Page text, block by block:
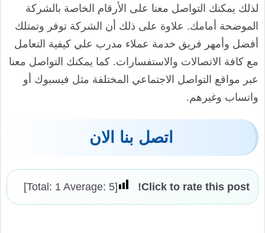
لذلك يمكنك التواصل معنا على الأرقام الخاصة بالشركة
الموضحة أمامك. علاوة على ذلك أن الشركة توفر وتمتلك
أفضل وأمهر فريق خدمة عملاء مدرب علي كيفية التعامل
مع كافة الاتصالات والاستفسارات. كما يمكنك التواصل معنا
عبر مواقع التواصل الاجتماعي المختلفة مثل فيسبوك أو
واتساب وغيرهم.
اتصل بنا الان
Click to rate this post!
[Total:
1 Average: 5
]